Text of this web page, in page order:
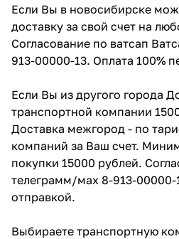
Если Вы в новосибирске
доставку за свой счет на
Согласование по ватсап
913-00000-13. Оплата 100%
Если Вы из другого города
транспортной компании
Доставка межгород - по
компаний за Ваш счет.
покупки 15000 рублей.
телеграмм/мах 8-913-00000-
отправкой.
Выбираете транспортную